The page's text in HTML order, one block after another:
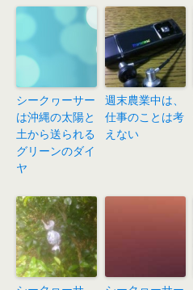
シークヮーサー
は沖縄の太陽と
土から送られる
グリーンのダイ
ヤ
週末農業中は、
仕事のことは考
えない